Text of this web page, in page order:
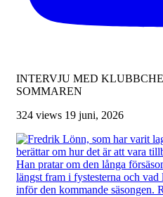
INTERVJU MED
SOMMAREN
324 views 19 juni, 2026